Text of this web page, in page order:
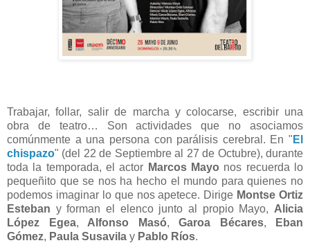
Trabajar, follar, salir de marcha y colocarse, escribir una
obra de teatro… Son actividades que no asociamos
comúnmente a una persona con parálisis cerebral. En " El
chispazo" (del 22 de Septiembre al 27 de Octubre), durante
toda la temporada, el actor Marcos Mayo nos recuerda lo
pequeñito que se nos ha hecho el mundo para quienes no
podemos imaginar lo que nos apetece. Dirige Montse Ortiz
Esteban y forman el elenco junto al propio Mayo, Alicia
López Egea, Alfonso Masó, Garoa Bécares, Eban
Gómez, Paula Susavila y Pablo Ríos.